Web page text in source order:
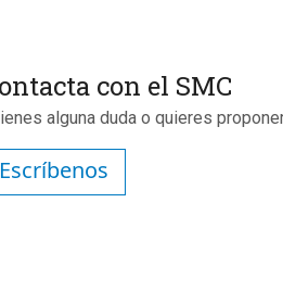
con el SMC
alguna duda o quieres
Escríbenos